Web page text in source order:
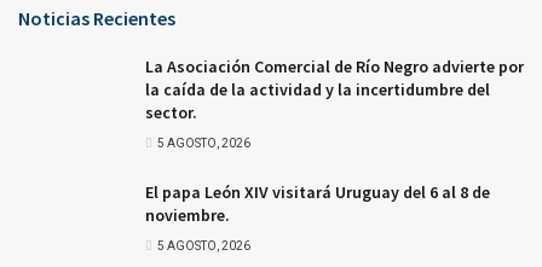
Noticias Recientes
La Asociación Comercial de Río Negro advierte por
la caída de la actividad y la incertidumbre del
sector.
5 AGOSTO, 2026
El papa León XIV visitará Uruguay del 6 al 8 de
noviembre.
5 AGOSTO, 2026